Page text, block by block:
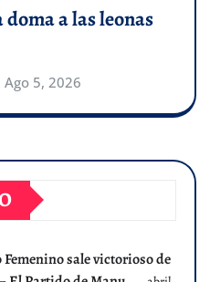
a las leonas
Ago 5, 2026
sale victorioso de